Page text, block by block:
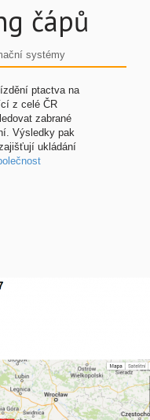
čápů
systémy
ptactva na
z celé ČR
zabrané
Výsledky pak
ukládání